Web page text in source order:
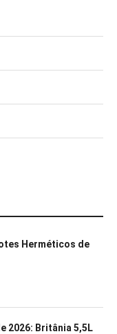
Herméticos de
2026: Britânia 5,5L